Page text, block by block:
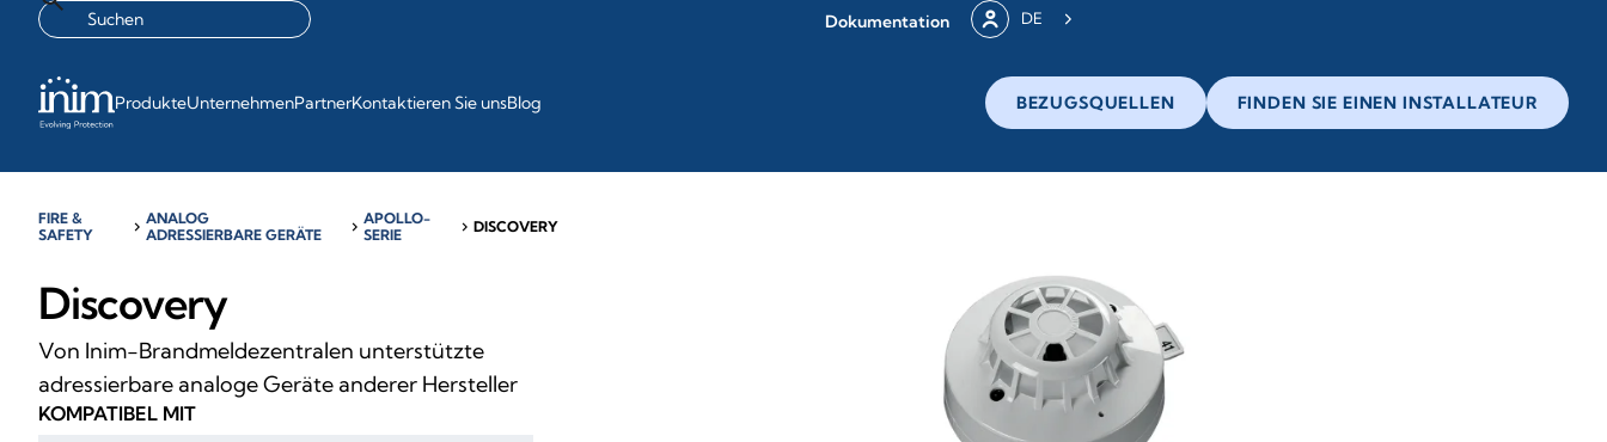
Dokumentation DE
ProdukteUnternehmenPartnerKontaktieren Sie unsBlog BEZUGSQUELLEN FINDEN SIE EINEN INSTALLATEUR
FIRE &
SAFETY
chevron_rightANALOG
ADRESSIERBARE GERÄTE
chevron_rightAPOLLO-
SERIE
chevron_rightDISCOVERY
Discovery
Von Inim-Brandmeldezentralen unterstützte
adressierbare analoge Geräte anderer Hersteller
KOMPATIBEL MIT